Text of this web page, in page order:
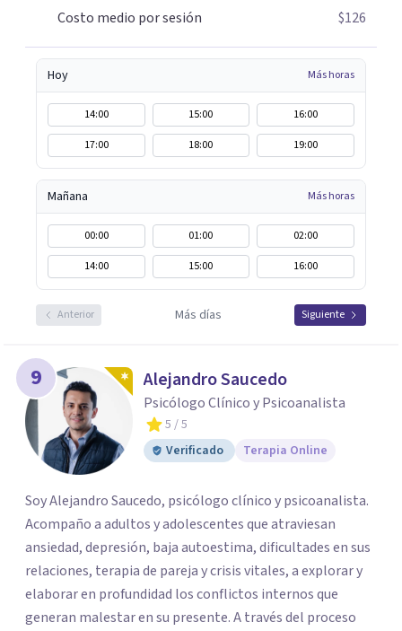
experiencias traumáticas y mejorar tu calidad de vida.
Costo medio por sesión
$126
Hoy Más horas
14:00 15:00
16:00
17:00
18:00 19:00
Mañana Más horas
00:00 01:00
02:00
14:00
15:00 16:00
Anterior Más días Siguiente
9 Alejandro Saucedo
Psicólogo Clínico y Psicoanalista
5 / 5
Verificado
Terapia Online
Soy Alejandro Saucedo, psicólogo clínico y psicoanalista.
Acompaño a adultos y adolescentes que atraviesan
ansiedad, depresión, baja autoestima, dificultades en sus
relaciones, terapia de pareja y crisis vitales, a explorar y
elaborar en profundidad los conflictos internos que
generan malestar en su presente. A través del proceso